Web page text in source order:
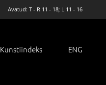
Avatud: T - R 11 - 18; L 11 - 16
Kunstiindeks ENG